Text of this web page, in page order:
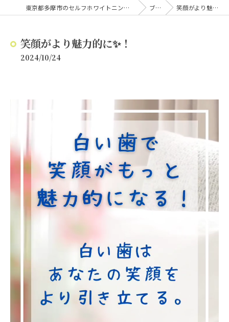
東京都多摩市のセルフホワイトニングならECLARU-エクラル- ブログ 笑顔がより魅力的に✨！
笑顔がより魅力的に✨！
2024/10/24